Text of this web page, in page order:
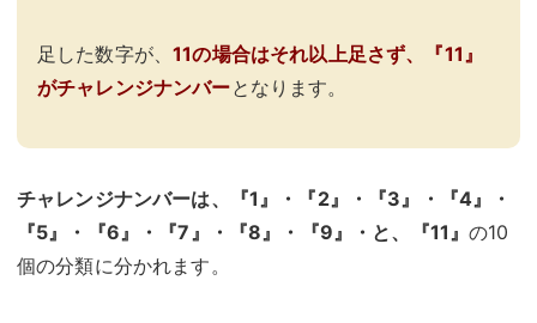
足した数字が、11の場合はそれ以上足さず、『11』
がチャレンジナンバーとなります。
チャレンジナンバーは、『1』・『2』・『3』・『4』・
『5』・『6』・『7』・『8』・『9』・と、『11』の10
個の分類に分かれます。